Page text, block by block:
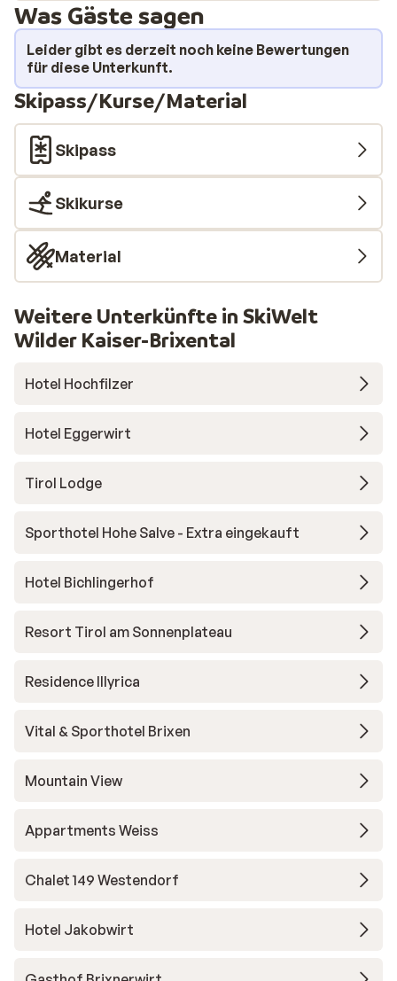
der Gondel. Im Wellnessbereich mit mehreren Saunen
und einem türkischen Dampfbad können Sie sich nach
einem Tag auf den Skiern vollkommen entspannen.
Oder Sie nehmen ein Bad im Pool auf dem Dach mit Blick
auf die schneebedeckten Berggipfel.
Was Gäste sagen
Leider gibt es derzeit noch keine Bewertungen
für diese Unterkunft.
Skipass/Kurse/Material
Skipass
Skikurse
Material
Weitere Unterkünfte in SkiWelt
Wilder Kaiser-Brixental
Hotel Hochfilzer
Hotel Eggerwirt
Tirol Lodge
Sporthotel Hohe Salve - Extra eingekauft
Hotel Bichlingerhof
Resort Tirol am Sonnenplateau
Residence Illyrica
Vital & Sporthotel Brixen
Mountain View
Appartments Weiss
Chalet 149 Westendorf
Hotel Jakobwirt